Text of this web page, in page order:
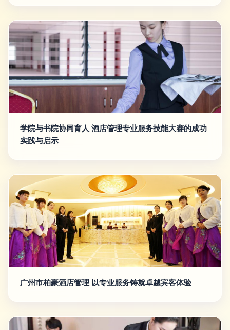
学院与书院协同育人 酒店管理专业服务技能大赛的成功
实践与启示
广州市柏豪酒店管理 以专业服务铸就卓越宾客体验